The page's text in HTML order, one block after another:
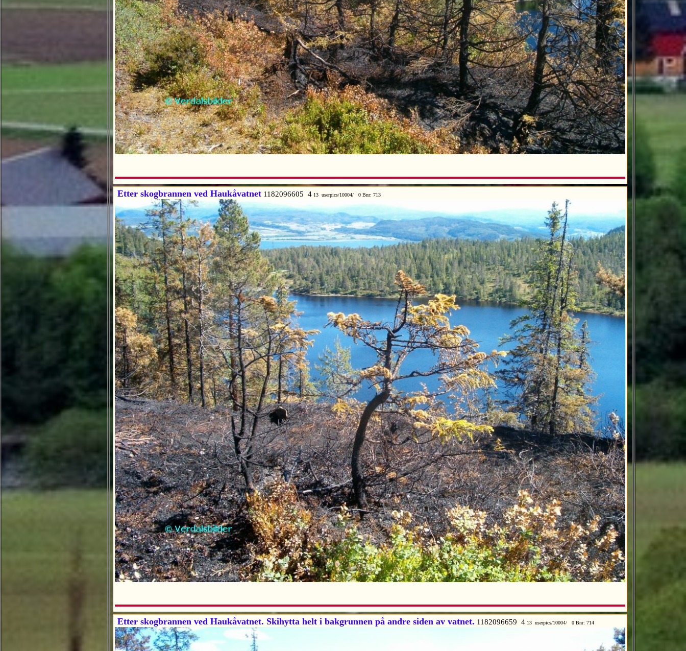
Etter skogbrannen ved Haukåvatnet 1182096605 4 13 userpics/10004/ 0 Bnr: 713
Etter skogbrannen ved Haukåvatnet. Skihytta helt i bakgrunnen på andre siden av vatnet. 1182096659 4 13 userpics/10004/ 0 Bnr: 714